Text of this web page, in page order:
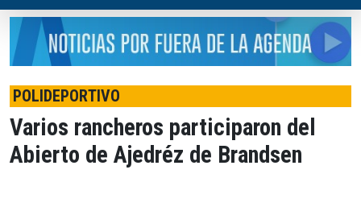
POLIDEPORTIVO
Varios rancheros participaron del
Abierto de Ajedréz de Brandsen